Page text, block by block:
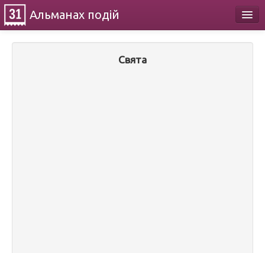
Альманах подій
Свята